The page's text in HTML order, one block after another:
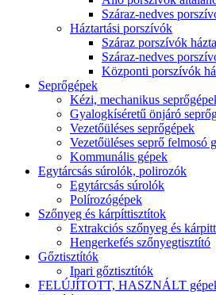
Száraz-nedves
Háztartási porszívók
Száraz porszívók
Száraz-nedves
Központi porszívók
Seprőgépek
Kézi, mechanikus
Gyalogkíséretű önjáró
Vezetőüléses seprőgépek
Vezetőüléses seprő felmosó
Kommunális gépek
Egytárcsás súrolók, polirozók
Egytárcsás súrolók
Polírozógépek
Szőnyeg és kárpíttisztítok
Extrakciós szőnyeg és
Hengerkefés szőnyegtisztító
Gőztisztítók
Ipari gőztisztítók
FELÚJÍTOTT, HASZNÁLT